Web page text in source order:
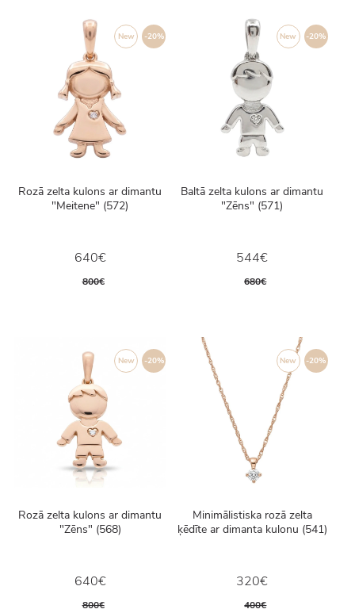
-20%
New
Rozā zelta kulons ar dimantu
"Meitene" (572)
640€
800€
-20%
New
Baltā zelta kulons ar dimantu
"Zēns" (571)
544€
680€
-20%
New
Rozā zelta kulons ar dimantu
"Zēns" (568)
640€
800€
-20%
New
Minimālistiska rozā zelta
ķēdīte ar dimanta kulonu (541)
320€
400€